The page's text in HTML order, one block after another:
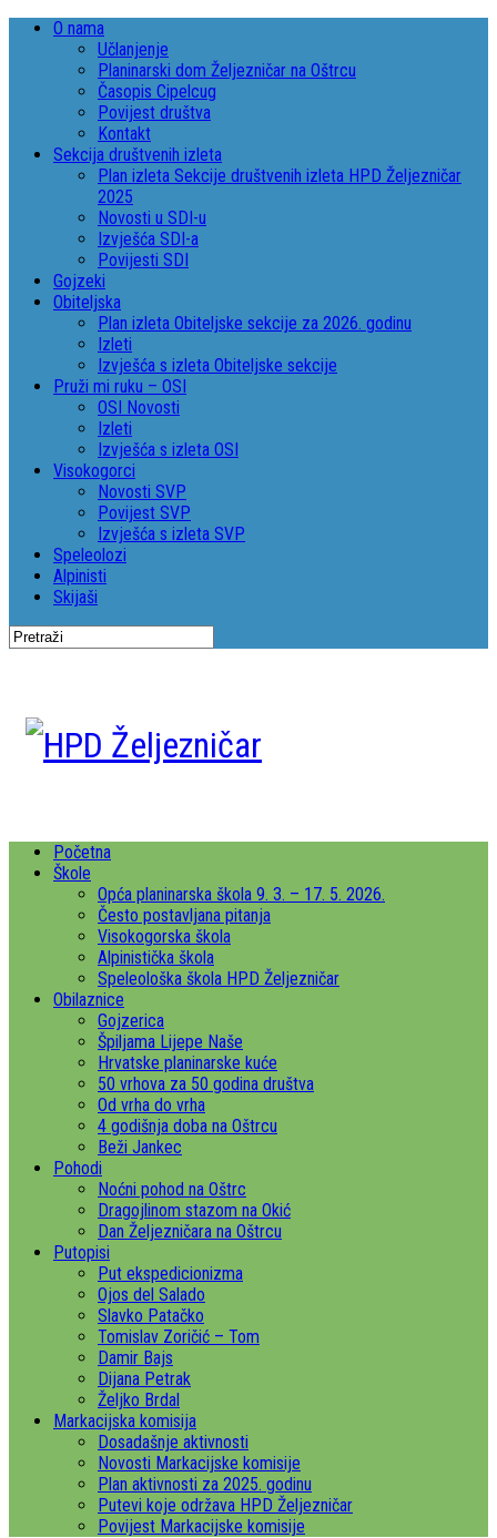
O nama
Učlanjenje
Planinarski dom Željezničar na Oštrcu
Časopis Cipelcug
Povijest društva
Kontakt
Sekcija društvenih izleta
Plan izleta Sekcije društvenih izleta HPD Željezničar
2025
Novosti u SDI-u
Izvješća SDI-a
Povijesti SDI
Gojzeki
Obiteljska
Plan izleta Obiteljske sekcije za 2026. godinu
Izleti
Izvješća s izleta Obiteljske sekcije
Pruži mi ruku – OSI
OSI Novosti
Izleti
Izvješća s izleta OSI
Visokogorci
Novosti SVP
Povijest SVP
Izvješća s izleta SVP
Speleolozi
Alpinisti
Skijaši
Početna
Škole
Opća planinarska škola 9. 3. – 17. 5. 2026.
Često postavljana pitanja
Visokogorska škola
Alpinistička škola
Speleološka škola HPD Željezničar
Obilaznice
Gojzerica
Špiljama Lijepe Naše
Hrvatske planinarske kuće
50 vrhova za 50 godina društva
Od vrha do vrha
4 godišnja doba na Oštrcu
Beži Jankec
Pohodi
Noćni pohod na Oštrc
Dragojlinom stazom na Okić
Dan Željezničara na Oštrcu
Putopisi
Put ekspedicionizma
Ojos del Salado
Slavko Patačko
Tomislav Zoričić – Tom
Damir Bajs
Dijana Petrak
Željko Brdal
Markacijska komisija
Dosadašnje aktivnosti
Novosti Markacijske komisije
Plan aktivnosti za 2025. godinu
Putevi koje održava HPD Željezničar
Povijest Markacijske komisije